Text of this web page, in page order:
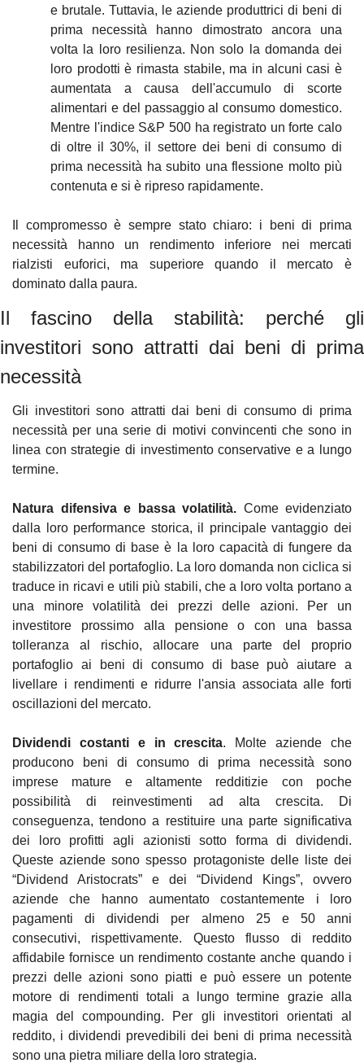
e brutale. Tuttavia, le aziende produttrici di beni di
prima necessità hanno dimostrato ancora una
volta la loro resilienza. Non solo la domanda dei
loro prodotti è rimasta stabile, ma in alcuni casi è
aumentata a causa dell'accumulo di scorte
alimentari e del passaggio al consumo domestico.
Mentre l'indice S&P 500 ha registrato un forte calo
di oltre il 30%, il settore dei beni di consumo di
prima necessità ha subito una flessione molto più
contenuta e si è ripreso rapidamente.
Il compromesso è sempre stato chiaro: i beni di prima
necessità hanno un rendimento inferiore nei mercati
rialzisti euforici, ma superiore quando il mercato è
dominato dalla paura.
Il fascino della stabilità: perché gli
investitori sono attratti dai beni di prima
necessità
Gli investitori sono attratti dai beni di consumo di prima
necessità per una serie di motivi convincenti che sono in
linea con strategie di investimento conservative e a lungo
termine.
Natura difensiva e bassa volatilità. Come evidenziato
dalla loro performance storica, il principale vantaggio dei
beni di consumo di base è la loro capacità di fungere da
stabilizzatori del portafoglio. La loro domanda non ciclica si
traduce in ricavi e utili più stabili, che a loro volta portano a
una minore volatilità dei prezzi delle azioni. Per un
investitore prossimo alla pensione o con una bassa
tolleranza al rischio, allocare una parte del proprio
portafoglio ai beni di consumo di base può aiutare a
livellare i rendimenti e ridurre l'ansia associata alle forti
oscillazioni del mercato.
Dividendi costanti e in crescita. Molte aziende che
producono beni di consumo di prima necessità sono
imprese mature e altamente redditizie con poche
possibilità di reinvestimenti ad alta crescita. Di
conseguenza, tendono a restituire una parte significativa
dei loro profitti agli azionisti sotto forma di dividendi.
Queste aziende sono spesso protagoniste delle liste dei
“Dividend Aristocrats” e dei “Dividend Kings”, ovvero
aziende che hanno aumentato costantemente i loro
pagamenti di dividendi per almeno 25 e 50 anni
consecutivi, rispettivamente. Questo flusso di reddito
affidabile fornisce un rendimento costante anche quando i
prezzi delle azioni sono piatti e può essere un potente
motore di rendimenti totali a lungo termine grazie alla
magia del compounding. Per gli investitori orientati al
reddito, i dividendi prevedibili dei beni di prima necessità
sono una pietra miliare della loro strategia.